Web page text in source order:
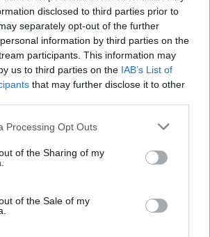
disclosed to third parties prior to
separately opt-out of the further
information by third parties on the
participants. This information may
us to third parties on the IAB’s List of
that may further disclose it to other
Processing Opt Outs
of the Sharing of my
of the Sale of my
flera brister, både vad gäller
av mat och dryck.
likt många andra
det spelare från våra ungdomslag
föräldrar och ledare som står där,
Lars Weman till Nerikes
bland annat upptäckte var att
kylkonserver med korv stod
kylen var fylld med öl i stället.
fått instruktioner om att